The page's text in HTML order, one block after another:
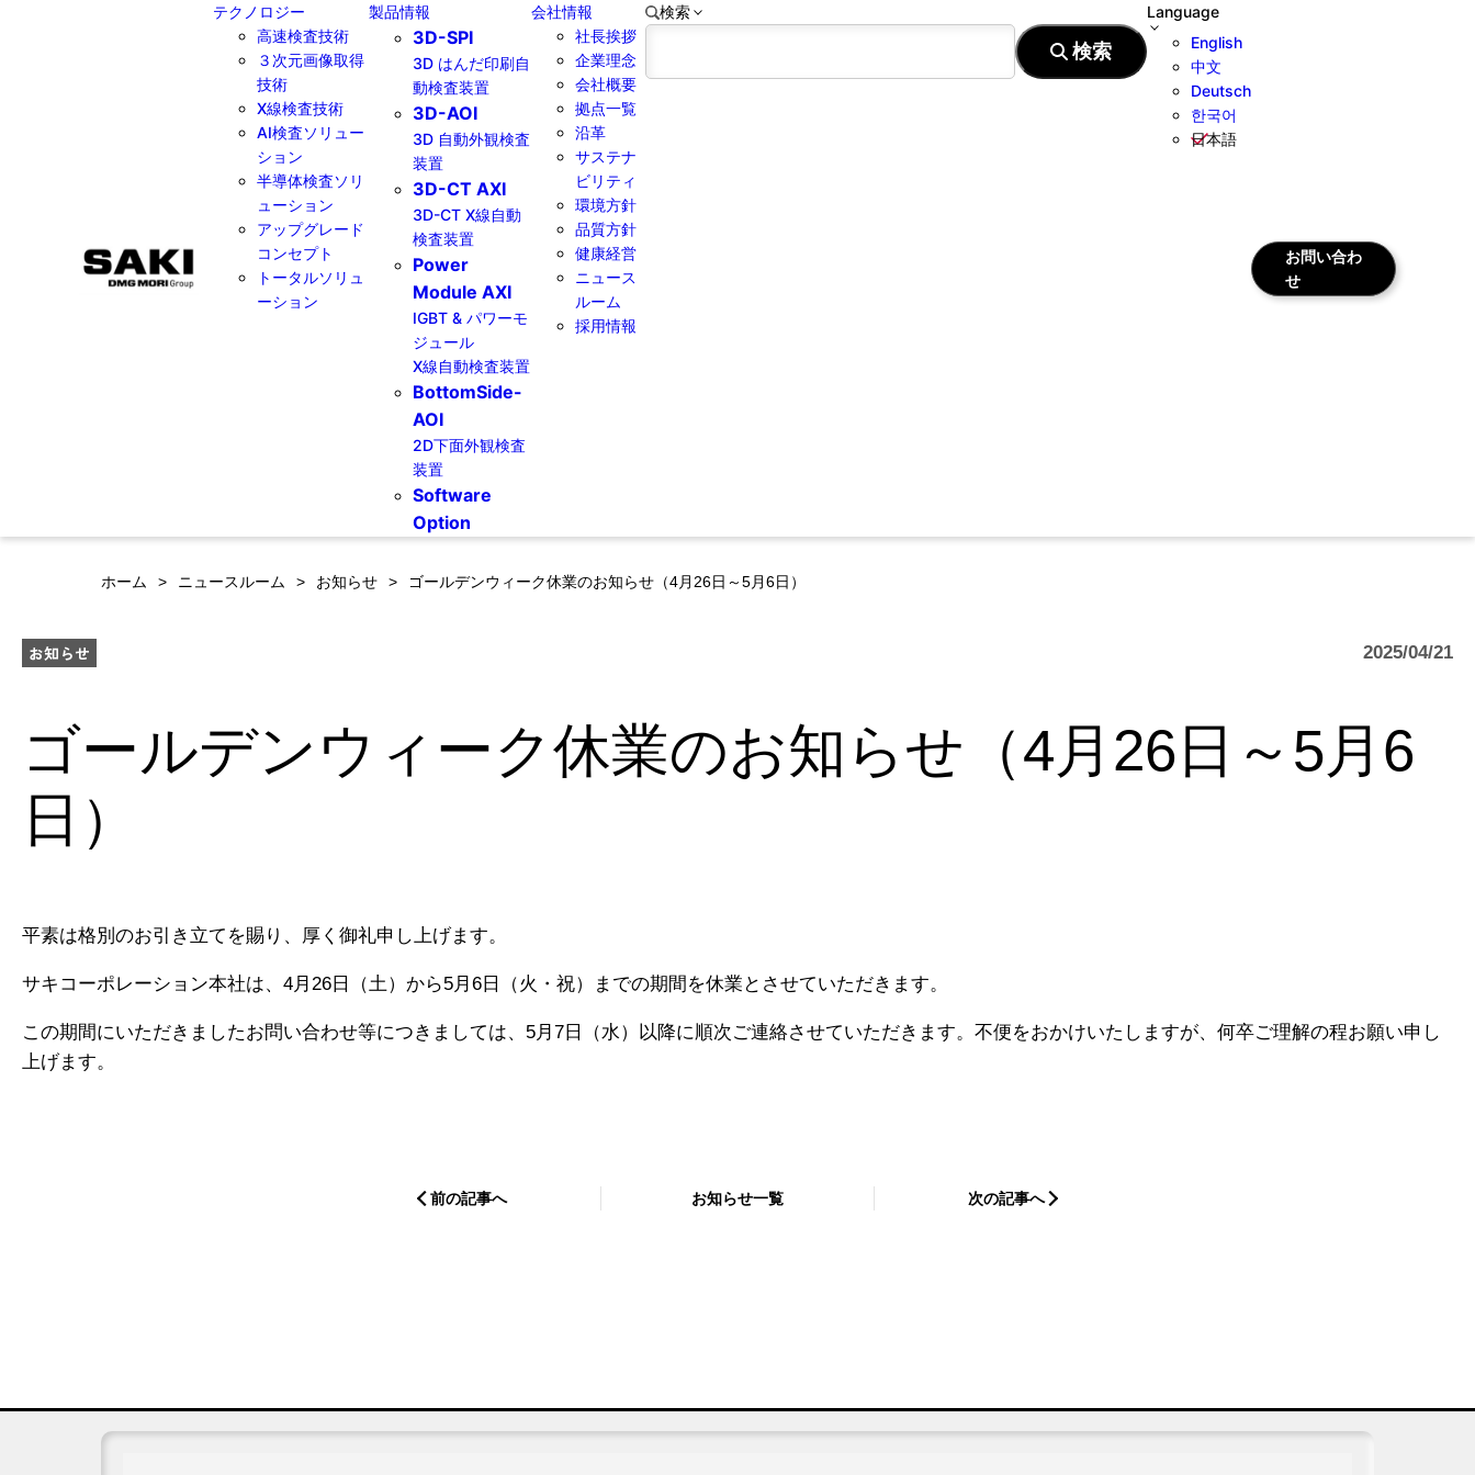
テクノロジー
高速検査技術
３次元画像取得
技術
X線検査技術
AI検査ソリュー
ション
半導体検査ソリ
ューション
アップグレード
コンセプト
トータルソリュ
ーション
製品情報
3D-SPI
3D はんだ印刷自
動検査装置
3D-AOI
3D 自動外観検査
装置
3D-CT AXI
3D-CT X線自動
検査装置
Power
Module AXI
IGBT & パワーモ
ジュール
X線自動検査装置
BottomSide-
AOI
2D下面外観検査
装置
Software
Option
会社情報
社長挨拶
企業理念
会社概要
拠点一覧
沿革
サステナ
ビリティ
環境方針
品質方針
健康経営​
ニュース
ルーム
採用情報
検索
Language
English
中文
Deutsch
한국어
日本語
お問い合わ
せ
ホーム ニュースルーム お知らせ ゴールデンウィーク休業のお知らせ（4月26日～5月6日）
お知らせ 2025/04/21
ゴールデンウィーク休業のお知らせ（4月26日～5月6
日）
平素は格別のお引き立てを賜り、厚く御礼申し上げます。
サキコーポレーション本社は、4月26日（土）から5月6日（火・祝）までの期間を休業とさせていただきます。
この期間にいただきましたお問い合わせ等につきましては、5月7日（水）以降に順次ご連絡させていただきます。不便をおかけいたしますが、何卒ご理解の程お願い申し
上げます。
前の記事へ お知らせ一覧 次の記事へ